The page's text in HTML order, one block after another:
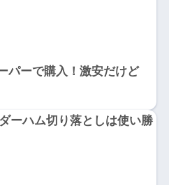
パーで購入！激安だけど